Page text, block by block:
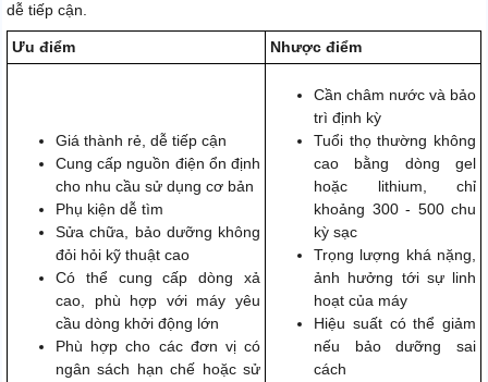
dễ tiếp cận.
Ưu điểm Nhược điểm
Giá thành rẻ, dễ tiếp cận
Cung cấp nguồn điện ổn định
cho nhu cầu sử dụng cơ bản
Phụ kiện dễ tìm
Sửa chữa, bảo dưỡng không
đỏi hỏi kỹ thuật cao
Có thể cung cấp dòng xả
cao, phù hợp với máy yêu
cầu dòng khởi động lớn
Phù hợp cho các đơn vị có
ngân sách hạn chế hoặc sử
Cần châm nước và bảo
trì định kỳ
Tuổi thọ thường không
cao bằng dòng gel
hoặc lithium, chỉ
khoảng 300 - 500 chu
kỳ sạc
Trọng lượng khá nặng,
ảnh hưởng tới sự linh
hoạt của máy
Hiệu suất có thể giảm
nếu bảo dưỡng sai
cách